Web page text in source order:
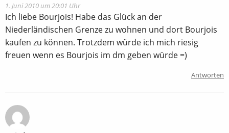
1. Juni 2010 um 20:01 Uhr
Ich liebe Bourjois! Habe das Glück an der
Niederländischen Grenze zu wohnen und dort Bourjois
kaufen zu können. Trotzdem würde ich mich riesig
freuen wenn es Bourjois im dm geben würde =)
Antworten